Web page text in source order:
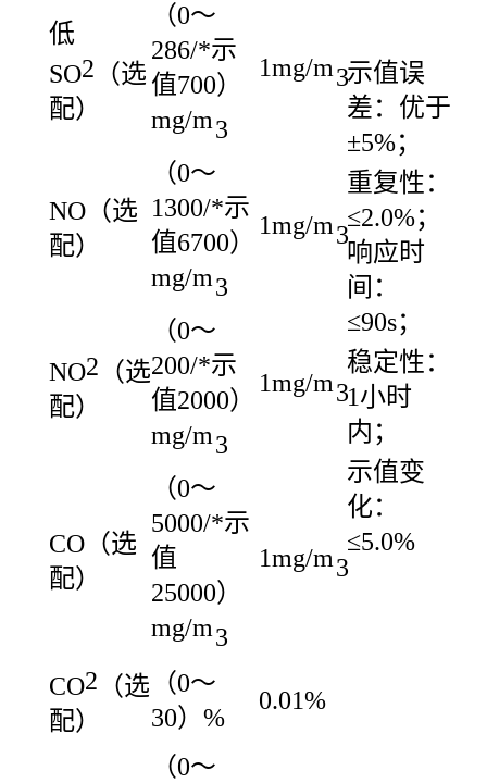
示值误
差：优于
±5%；
重复性：
≤2.0%；
响应时
间：
≤90s；
稳定性：
1小时
内；
示值变
化：
≤5.0%
低
SO2 （选
配）
（0～
286/*示
值700）
mg/m3
1mg/m3
NO（选
配）
（0～
1300/*示
值6700）
mg/m3
1mg/m3
NO2 （选
配）
（0～
200/*示
值2000）
mg/m3
1mg/m3
CO（选
配）
（0～
5000/*示
值
25000）
mg/m3
1mg/m3
CO2 （选
配）
（0～
30）%
0.01%
（0～